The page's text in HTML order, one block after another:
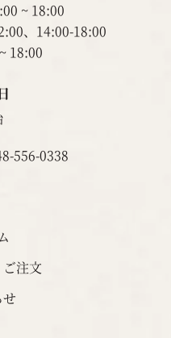
~ 18:00
、14:00-18:00
18:00
556-0338
注文